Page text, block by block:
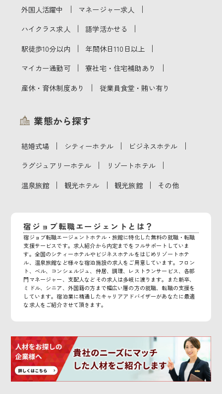
外国人活躍中 ｜ マネージャー求人 ｜
ハイクラス求人 ｜ 語学活かせる ｜
駅徒歩10分以内 ｜ 年間休日110日以上 ｜
マイカー通勤可 ｜ 寮社宅・住宅補助あり ｜
産休・育休制度あり ｜ 従業員食堂・賄い有り
業態から探す
結婚式場 ｜ シティーホテル ｜ ビジネスホテル ｜
ラグジュアリーホテル ｜ リゾートホテル ｜
温泉旅館 ｜ 観光ホテル ｜ 観光旅館 ｜ その他
宿ジョブ転職エージェントとは？
宿ジョブ転職エージェントホテル・旅館に特化した無料の就職・転職
支援サービスです。求人紹介から内定までをフルサポートしていま
す。全国のシティーホテルやビジネスホテルをはじめリゾートホテ
ル、温泉旅館など様々な宿泊施設の求人をご用意しています。フロン
ト、ベル、コンシェルジュ、仲居、調理、レストランサービス、各部
門マネージャー、支配人などその求人は多岐に渡ります。また新卒、
ミドル、シニア、外国籍の方まで幅広い層の方の就職、転職の支援を
しています。宿泊業に精通したキャリアアドバイザーがあなたに最適
な求人をご紹介させて頂きます。